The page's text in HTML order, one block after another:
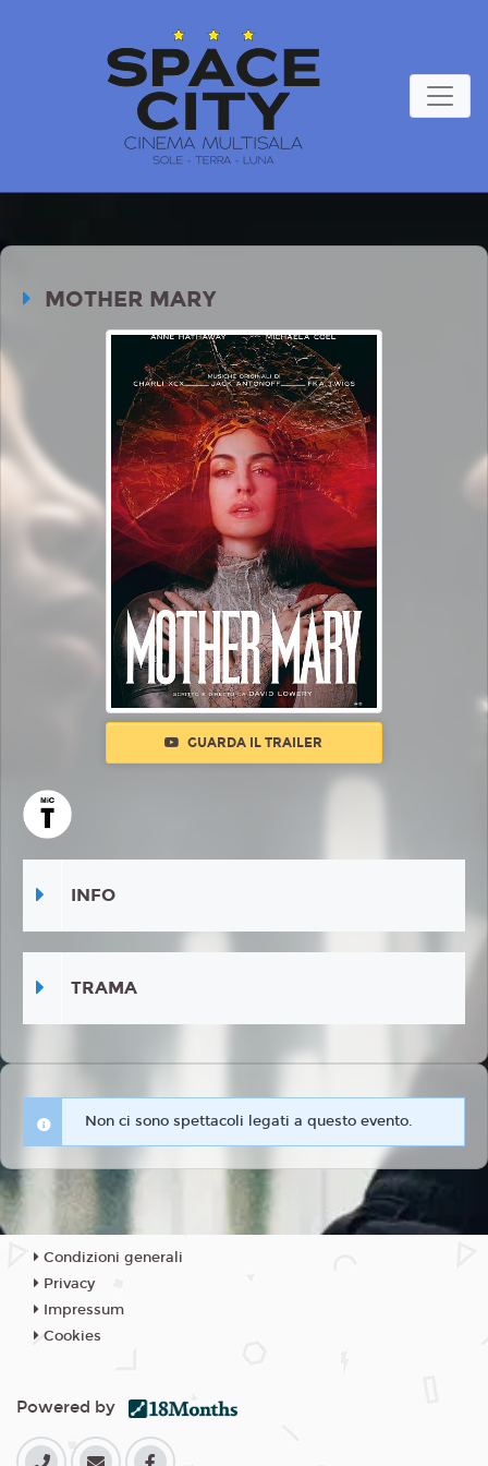
MOTHER MARY
GUARDA IL TRAILER
INFO
TRAMA
Non ci sono spettacoli legati a questo evento.
Condizioni generali
Privacy
Impressum
Cookies
Powered by